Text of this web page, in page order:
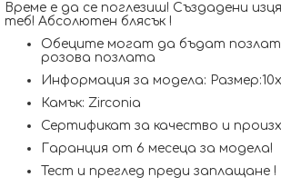
Време е да се поглезиш! Създадени
теб! Абсолютен блясък !
Обеците могат да бъдат
розова позлата
Информация за модела:
Камък: Zirconia
Сертификат за качество и
Гаранция от 6 месеца за модела!
Тест и преглед преди заплащане !